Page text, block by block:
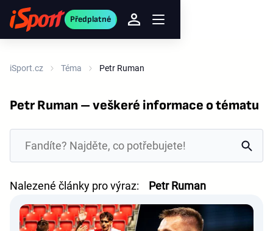
Předplatné
iSport.cz Téma Petr Ruman
Petr Ruman – veškeré informace o tématu
Nalezené články pro výraz: Petr Ruman